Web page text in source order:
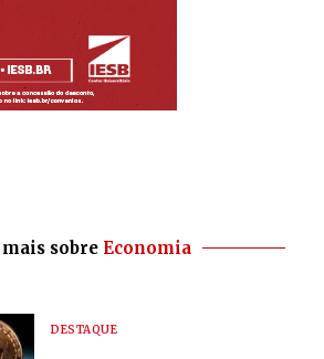
mais sobre Economia
DESTAQUE